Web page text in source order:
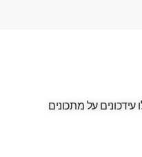
עידכונים על מתכונים